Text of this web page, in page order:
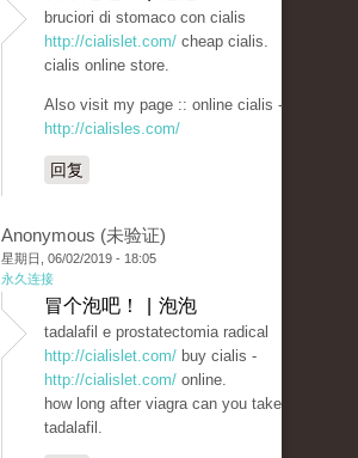
bruciori di stomaco con cialis
http://cialislet.com/ cheap cialis.
cialis online store.
Also visit my page :: online cialis -
http://cialisles.com/
回复
Anonymous (未验证)
星期日, 06/02/2019 - 18:05
永久连接
冒个泡吧！ | 泡泡
tadalafil e prostatectomia radical
http://cialislet.com/ buy cialis -
http://cialislet.com/ online.
how long after viagra can you take
tadalafil.